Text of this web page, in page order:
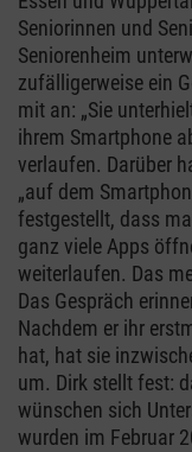
Seniorinnen und
Seniorenheim
zufälligerweise ein
mit an: „Sie
ihrem Smartphone
verlaufen. Darüber
„auf dem
festgestellt, dass
ganz viele Apps
weiterlaufen. Das
Das Gespräch
Nachdem er ihr
hat, hat sie
um. Dirk stellt fest:
wünschen sich
wurden im Februar